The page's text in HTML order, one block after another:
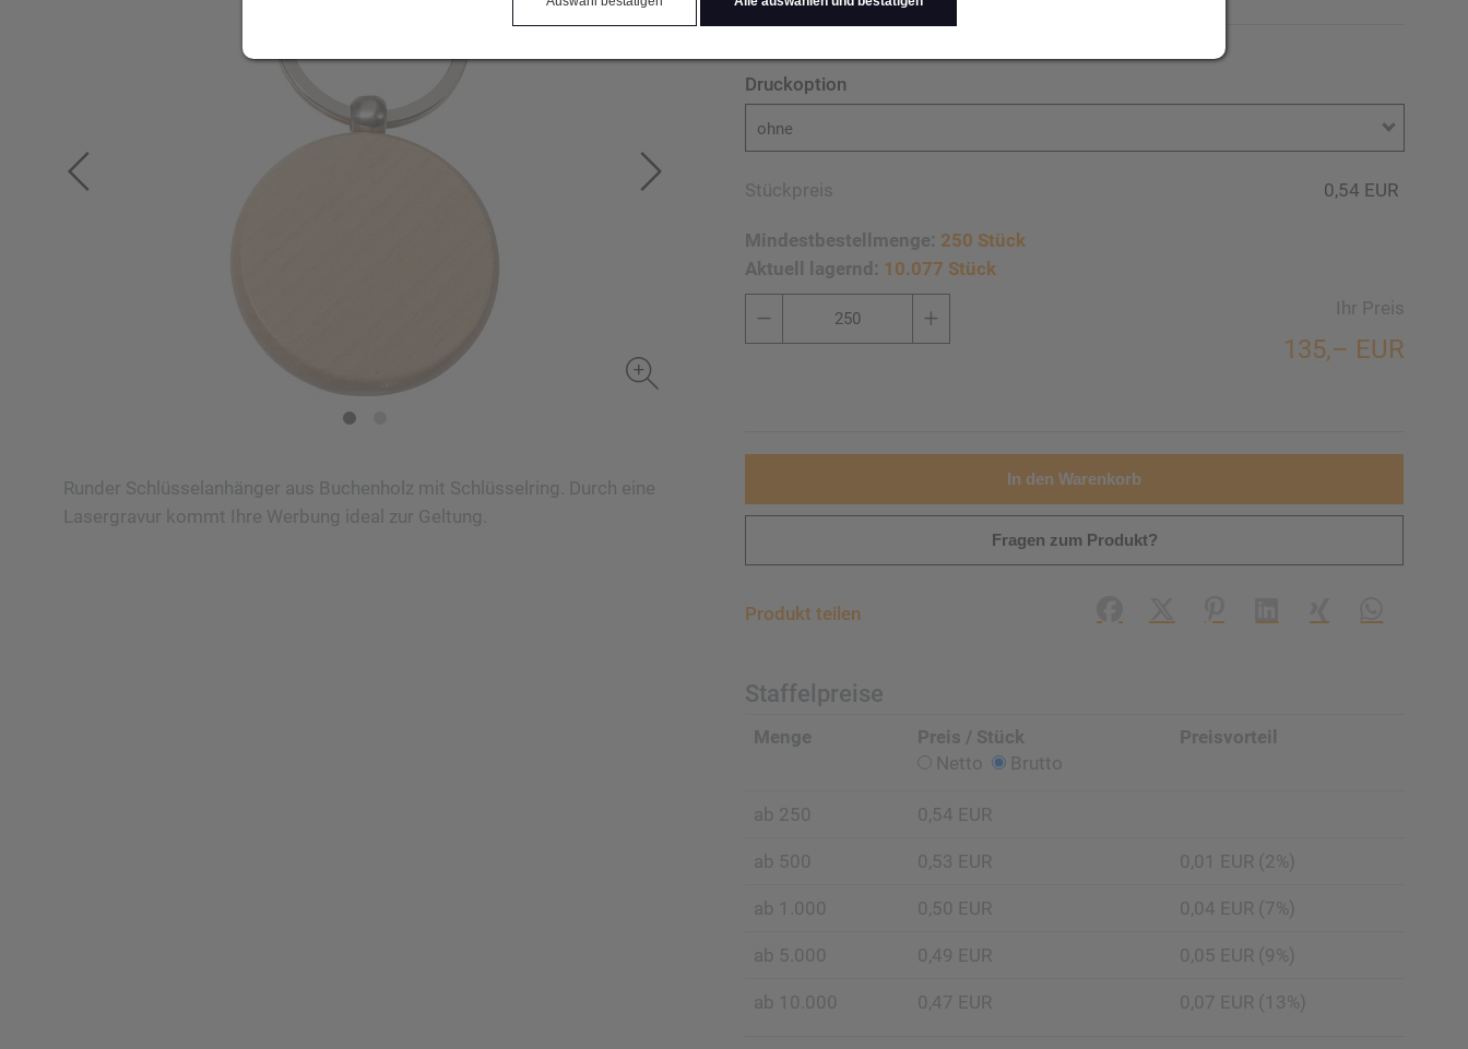
Runder Schlüsselanhänger aus Buchenholz mit Schlüsselring. Durch eine
Lasergravur kommt Ihre Werbung ideal zur Geltung.
Druckoption
ohne
Stückpreis 0,54 EUR
Mindestbestellmenge: 250 Stück
Aktuell lagernd: 10.077 Stück
Ihr Preis
135,– EUR
In den Warenkorb
Fragen zum Produkt?
Produkt teilen Facebook
X PinterestLinkedInXing WhatsApp
Staffelpreise
Menge
Preis / Stück
Netto
Brutto
Preisvorteil
ab 250 0,54 EUR
ab 500 0,53 EUR 0,01 EUR (2%)
ab 1.000 0,50 EUR 0,04 EUR (7%)
ab 5.000 0,49 EUR 0,05 EUR (9%)
ab 10.000 0,47 EUR 0,07 EUR (13%)